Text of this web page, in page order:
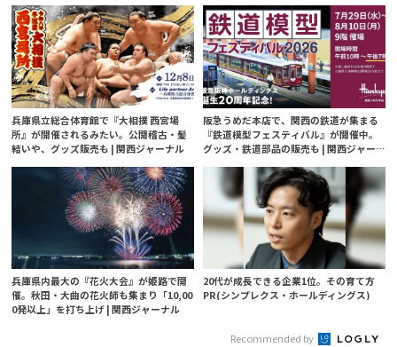
兵庫県立総合体育館で『大相撲 西宮場
所』が開催されるみたい。公開稽古・髪
結いや、グッズ販売も | 関西ジャーナル
阪急うめだ本店で、関西の鉄道が集まる
『鉄道模型フェスティバル』が開催中。
グッズ・鉄道部品の販売も | 関西ジャー
兵庫県内最大の『花火大会』が姫路で開
催。秋田・大曲の花火師も集まり「10,00
0発以上」を打ち上げ | 関西ジャーナル
20代が成長できる企業1位。その育て方
PR(シンプレクス・ホールディングス)
Recommended by